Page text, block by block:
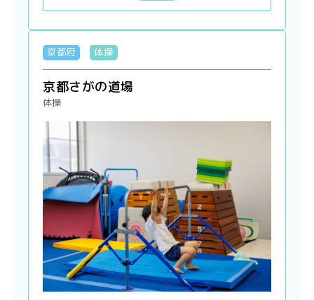
京都府 体操
京都さがの道場
体操